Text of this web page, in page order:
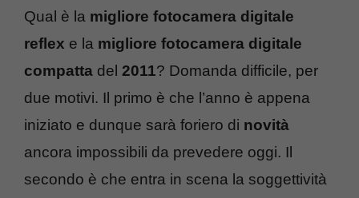
Qual è la migliore fotocamera digitale
reflex e la migliore fotocamera digitale
compatta del 2011? Domanda difficile, per
due motivi. Il primo è che l’anno è appena
iniziato e dunque sarà foriero di novità
ancora impossibili da prevedere oggi. Il
secondo è che entra in scena la soggettività